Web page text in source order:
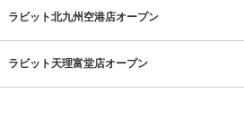
ラビット北九州空港店オープン
ラビット天理富堂店オープン